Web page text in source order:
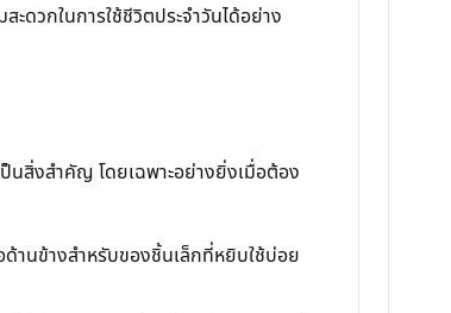
ดวกในการใช้ชีวิตประจำวันได้อย่าง
นสิ่งสำคัญ โดยเฉพาะอย่างยิ่งเมื่อต้อง
านข้างสำหรับของชิ้นเล็กที่หยิบใช้บ่อย